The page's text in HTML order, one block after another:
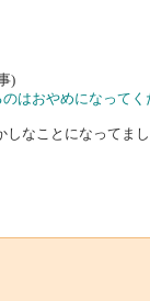
)
はおやめになってく
しなことになってま